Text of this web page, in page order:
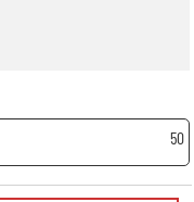
50